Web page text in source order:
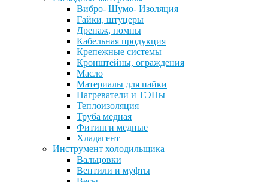
Вибро- Шумо- Изоляция
Гайки, штуцеры
Дренаж, помпы
Кабельная продукция
Крепежные системы
Кронштейны, ограждения
Масло
Материалы для пайки
Нагреватели и ТЭНы
Теплоизоляция
Труба медная
Фитинги медные
Хладагент
Инструмент холодильщика
Вальцовки
Вентили и муфты